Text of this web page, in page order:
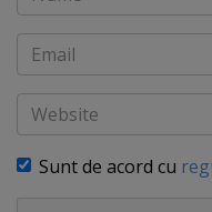
Email
Website
Sunt de acord cu